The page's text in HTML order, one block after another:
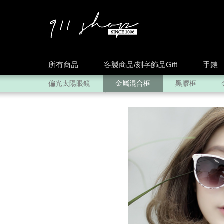
所有商品 客製商品/刻字飾品Gift 手錶
偏光太陽眼鏡 金屬混合框 黑膠框